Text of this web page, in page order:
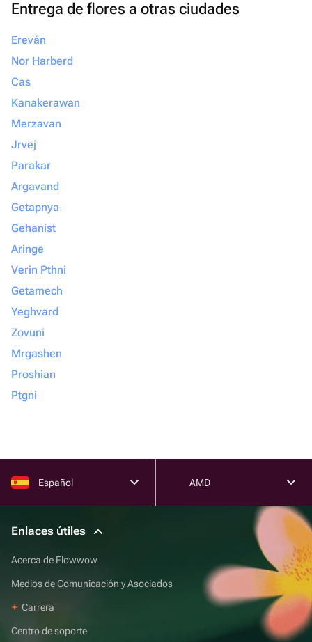
что всё будет выполнено с любовью и
безупречно, смело обращайтесь
именно сюда. Вы точно не пожалеете!
Entrega de flores a otras ciudades
Ereván
Nor Harberd
Cas
Kanakerawan
Merzavan
Jrvej
Parakar
Argavand
Getapnya
Gehanist
Aringe
Verin Pthni
Getamech
Yeghvard
Zovuni
Mrgashen
Proshian
Ptgni
Español AMD
Enlaces útiles
Acerca de Flowwow
Medios de Comunicación y Asociados
Carrera
Centro de soporte